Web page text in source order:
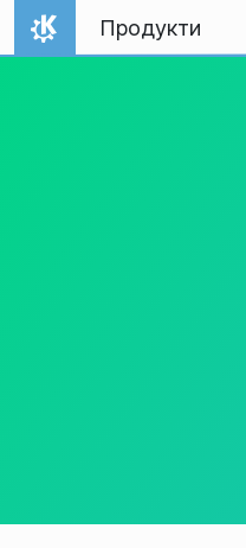
Перейти до вмісту
Домівка
Продукти